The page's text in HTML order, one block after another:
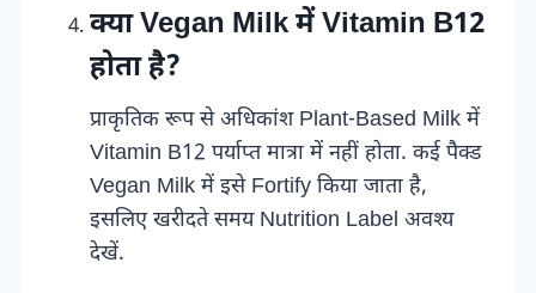
क्या Vegan Milk में Vitamin B12
होता है?
प्राकृतिक रूप से अधिकांश Plant-Based Milk में
Vitamin B12 पर्याप्त मात्रा में नहीं होता. कई पैक्ड
Vegan Milk में इसे Fortify किया जाता है,
इसलिए खरीदते समय Nutrition Label अवश्य
देखें.